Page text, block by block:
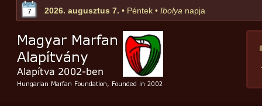
7 2026. augusztus 7. • Péntek • Ibolya napja